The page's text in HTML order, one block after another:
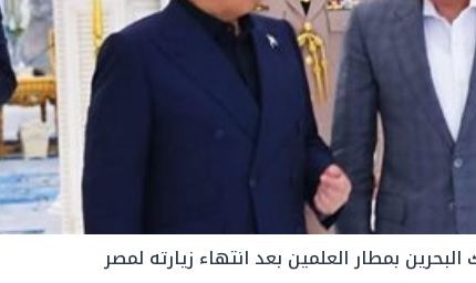
بمطار العلمين بعد انتهاء زيارته لمصر